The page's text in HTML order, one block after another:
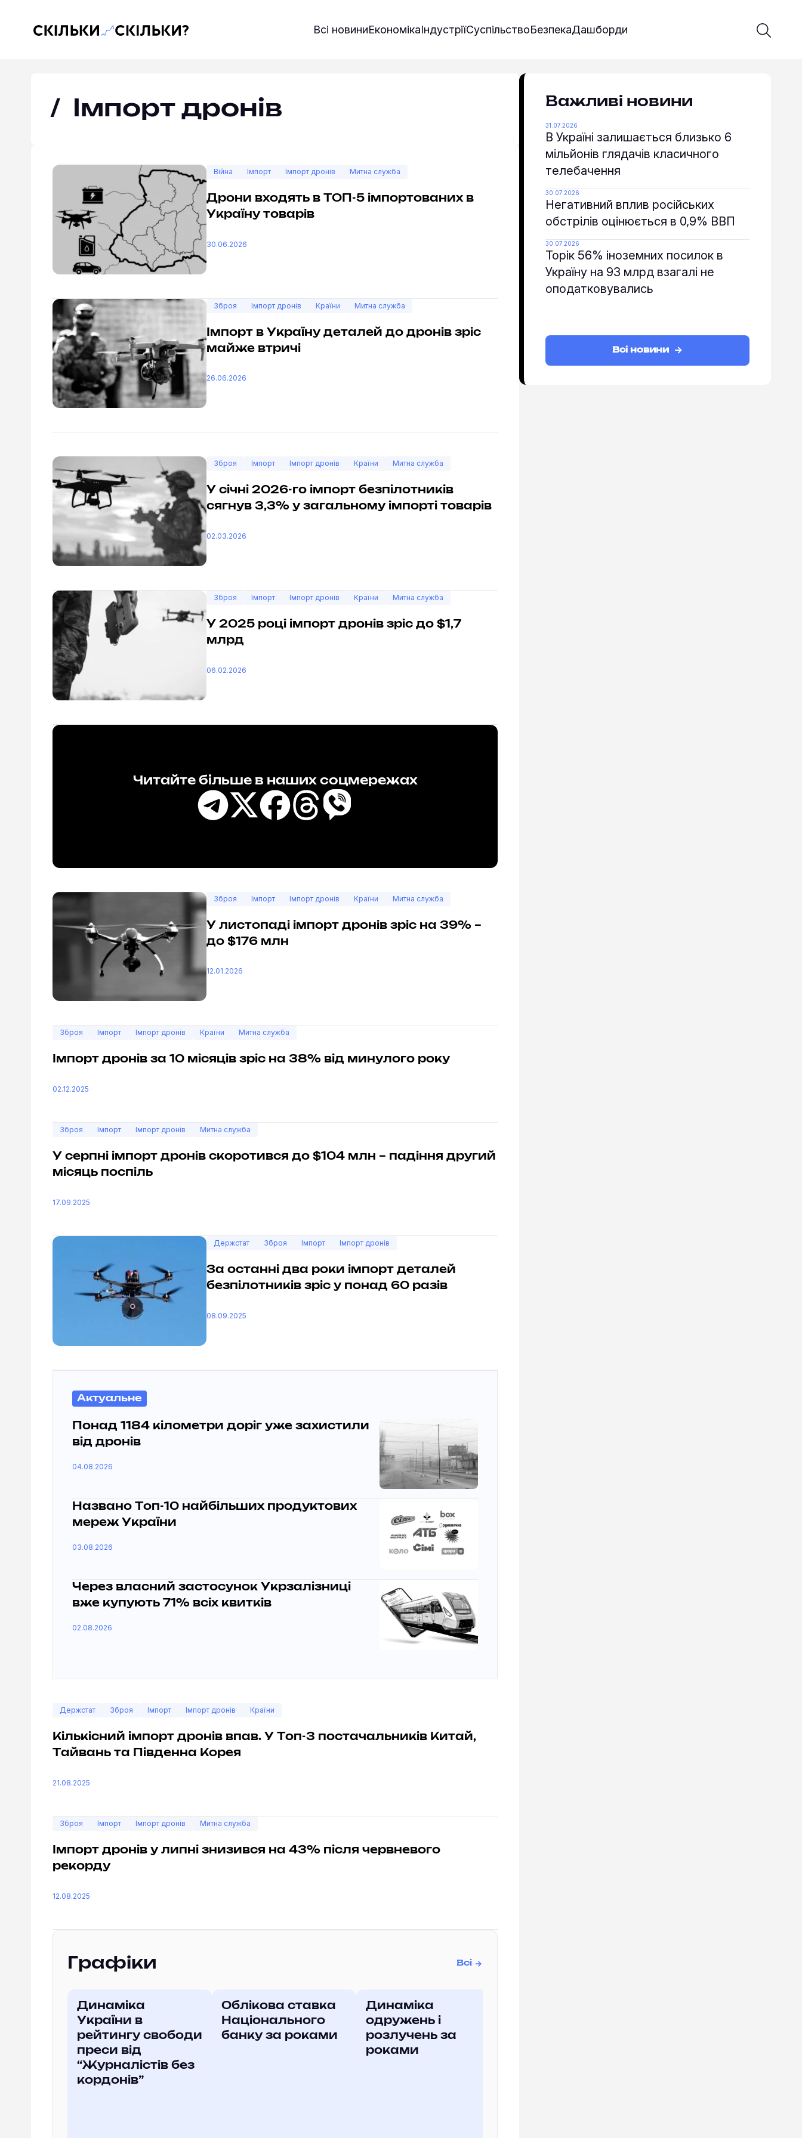
Скільки-скільки? — Медіа про суспільні дані Всі новиниЕкономікаІндустріїСуспільствоБезпекаДашборди Введіть
Почати
Імпорт дронів
Війна Імпорт Імпорт дронів Митна служба
Дрони входять в ТОП-5 імпортованих в
Україну товарів
30.06.2026
Зброя Імпорт дронів Країни Митна служба
Імпорт в Україну деталей до дронів зріс
майже втричі
26.06.2026
Зброя Імпорт Імпорт дронів Країни Митна служба
У січні 2026-го імпорт безпілотників
сягнув 3,3% у загальному імпорті товарів
02.03.2026
Зброя Імпорт Імпорт дронів Країни Митна служба
У 2025 році імпорт дронів зріс до $1,7
млрд
06.02.2026
Читайте більше в наших соцмережах
Зброя Імпорт Імпорт дронів Країни Митна служба
У листопаді імпорт дронів зріс на 39% –
до $176 млн
12.01.2026
Зброя Імпорт Імпорт дронів Країни Митна служба
Імпорт дронів за 10 місяців зріс на 38% від минулого року
02.12.2025
Зброя Імпорт Імпорт дронів Митна служба
У серпні імпорт дронів скоротився до $104 млн – падіння другий
місяць поспіль
17.09.2025
Держстат Зброя Імпорт Імпорт дронів
За останні два роки імпорт деталей
безпілотників зріс у понад 60 разів
08.09.2025
Актуальне
Понад 1184 кілометри доріг уже захистили
від дронів
04.08.2026
Названо Топ-10 найбільших продуктових
мереж України
03.08.2026
Через власний застосунок Укрзалізниці
вже купують 71% всіх квитків
02.08.2026
Держстат Зброя Імпорт Імпорт дронів Країни
Кількісний імпорт дронів впав. У Топ-3 постачальників Китай,
Тайвань та Південна Корея
21.08.2025
Зброя Імпорт Імпорт дронів Митна служба
Імпорт дронів у липні знизився на 43% після червневого
рекорду
12.08.2025
Графіки Всі
Динаміка
України в
рейтингу свободи
преси від
“Журналістів без
кордонів”
Облікова ставка
Національного
банку за роками
Динаміка
одружень і
розлучень за
роками
Важливі новини
В Україні залишається близько 6
мільйонів глядачів класичного
телебачення
31.07.2026
Негативний вплив російських
обстрілів оцінюється в 0,9% ВВП
30.07.2026
Торік 56% іноземних посилок в
Україну на 93 млрд взагалі не
оподатковувались
30.07.2026
Всі новини